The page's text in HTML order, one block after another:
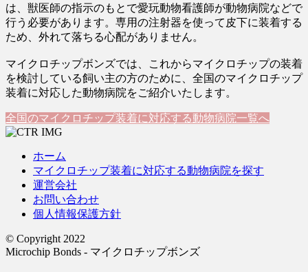
は、獣医師の指示のもとで愛玩動物看護師が動物病院などで
行う必要があります。専用の注射器を使って皮下に装着する
ため、外れて落ちる心配がありません。
マイクロチップボンズでは、これからマイクロチップの装着
を検討している飼い主の方のために、全国のマイクロチップ
装着に対応した動物病院をご紹介いたします。
全国のマイクロチップ装着に対応する動物病院一覧へ
ホーム
マイクロチップ装着に対応する動物病院を探す
運営会社
お問い合わせ
個人情報保護方針
© Copyright 2022
Microchip Bonds - マイクロチップボンズ